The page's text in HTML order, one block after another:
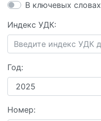
В ключевых словах
Индекс УДК:
Год:
Номер: